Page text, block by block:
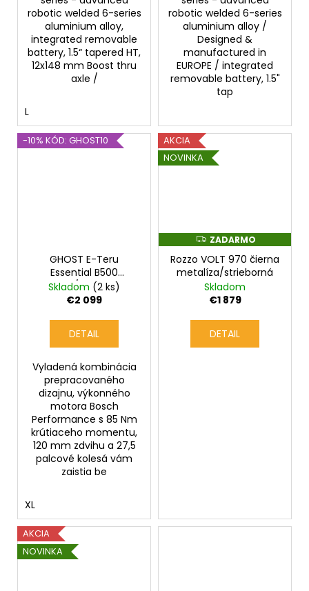
robotic welded 6-series
aluminium alloy,
integrated removable
battery, 1.5“ tapered HT,
12x148 mm Boost thru
axle /
L
robotic welded 6-series
aluminium alloy /
Designed &
manufactured in
EUROPE / integrated
removable battery, 1.5"
tap
-10% KÓD: GHOST10
GHOST E-Teru
Essential B500
Grey/Blue - M
Skladom (2 ks)
€2 099
DETAIL
Vyladená kombinácia
prepracovaného
dizajnu, výkonného
motora Bosch
Performance s 85 Nm
krútiaceho momentu,
120 mm zdvihu a 27,5
palcové kolesá vám
zaistia be
XL
AKCIA
NOVINKA
Z
A
D
A
R
M
O
ZADARMO
Rozzo VOLT 970 čierna
metalíza/strieborná
Skladom
€1 879
DETAIL
AKCIA
NOVINKA